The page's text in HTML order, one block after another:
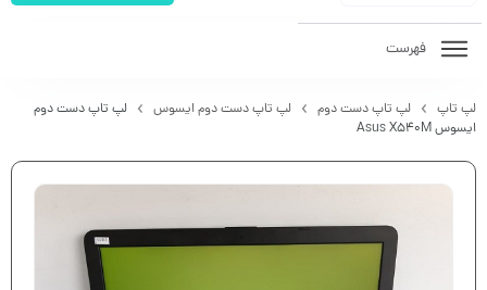
فهرست
لپ تاپ لپ تاپ دست دوم لپ تاپ دست دوم ایسوس
لپ تاپ دست دوم
ایسوس Asus X540M